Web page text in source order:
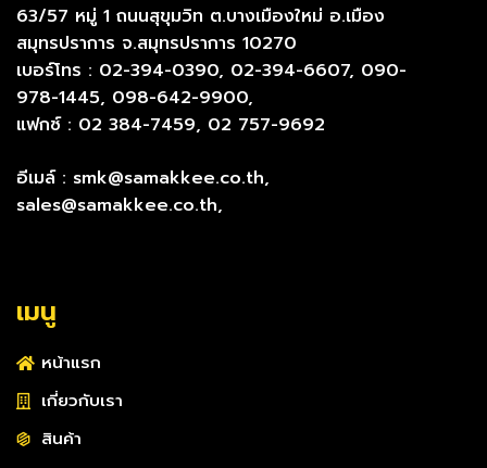
63/57 หมู่ 1 ถนนสุขุมวิท ต.บางเมืองใหม่ อ.เมือง
สมุทรปราการ จ.สมุทรปราการ 10270
เบอร์โทร : 02-394-0390, 02-394-6607, 090-
978-1445, 098-642-9900,
แฟกซ์ : 02 384-7459, 02 757-9692
อีเมล์ : smk@samakkee.co.th,
sales@samakkee.co.th,
เมนู
หน้าแรก
เกี่ยวกับเรา
สินค้า